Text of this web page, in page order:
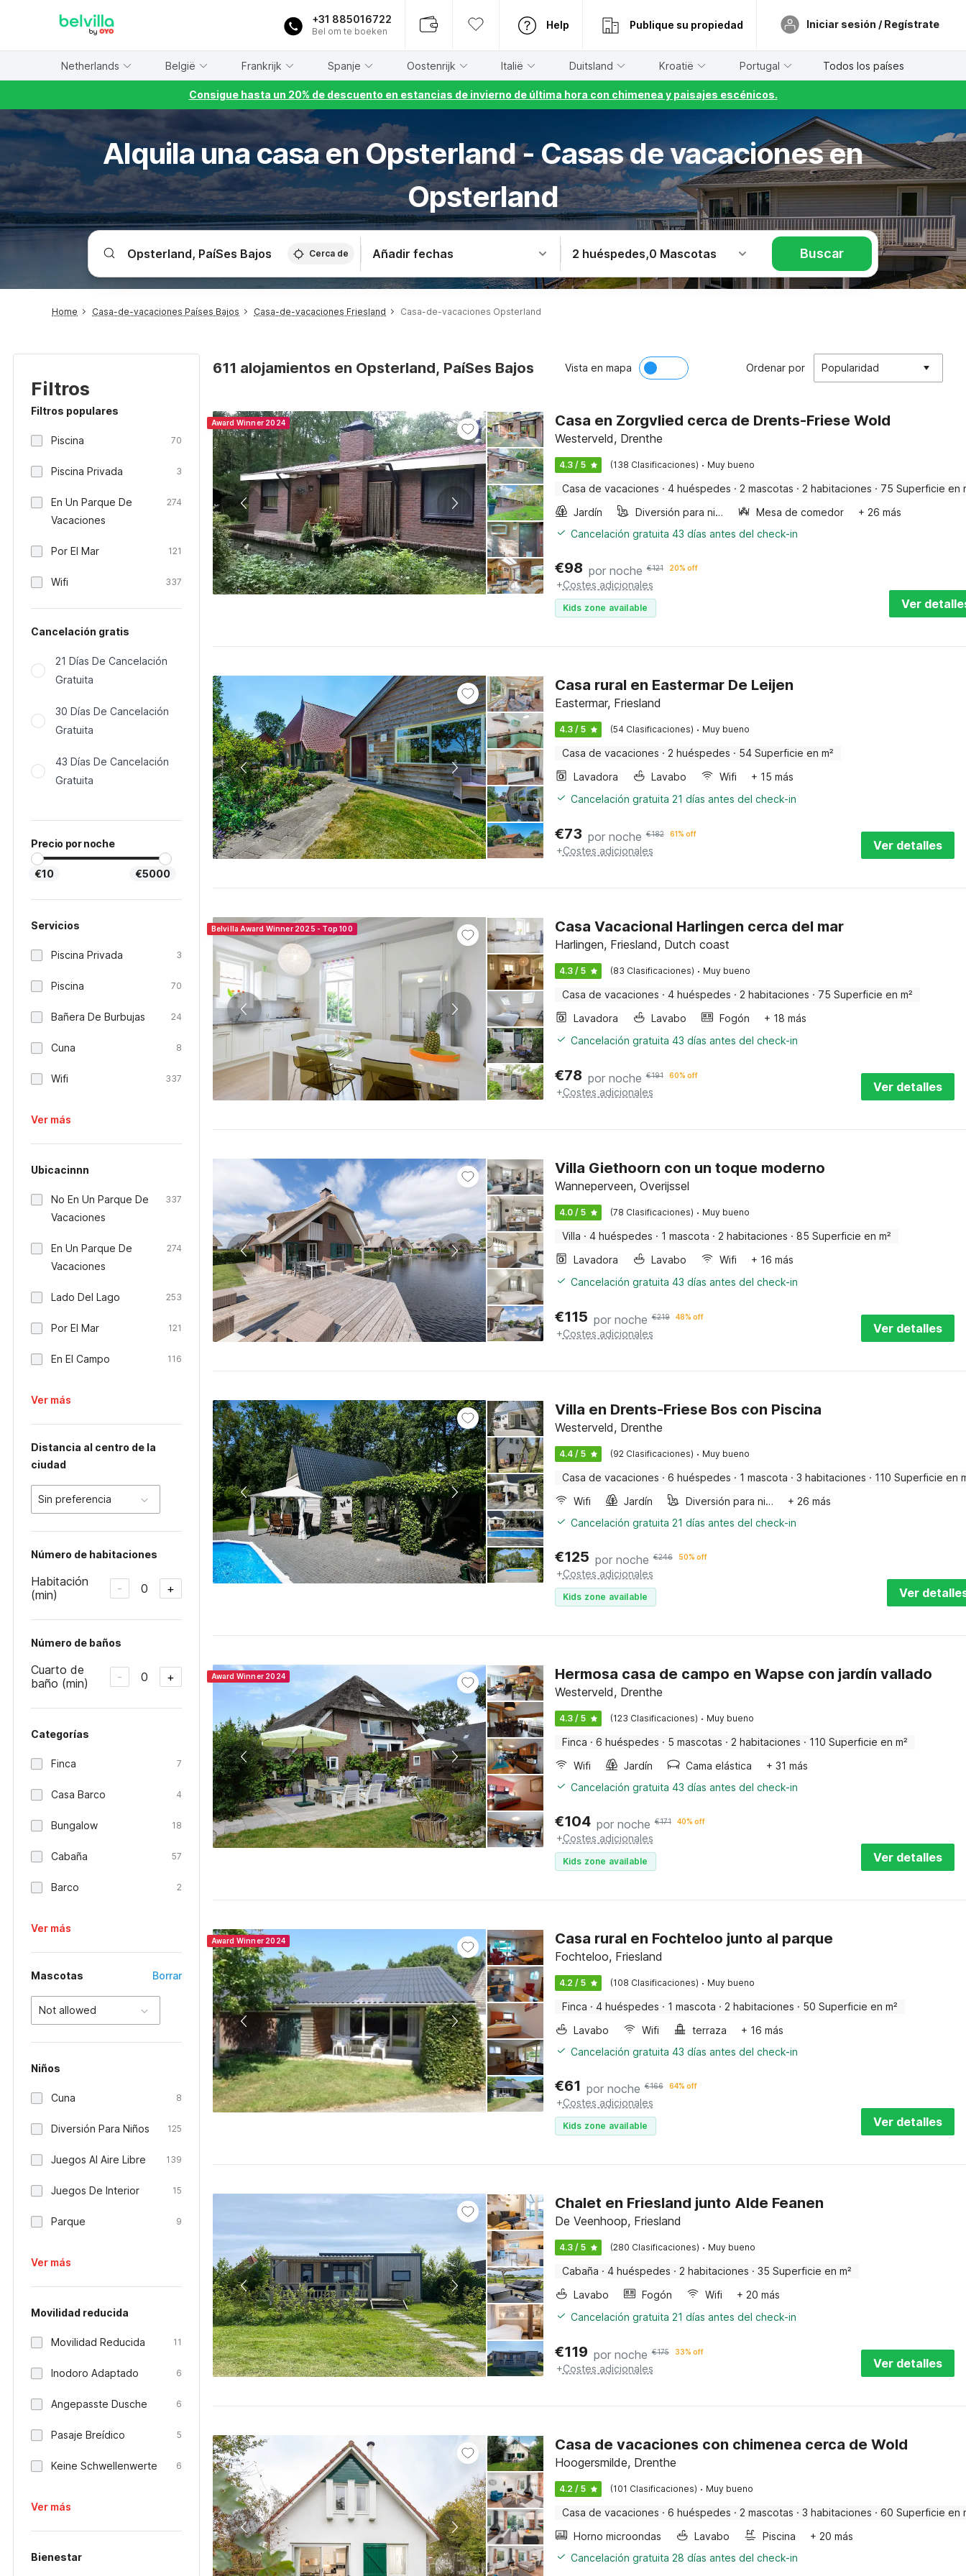
+31 885016722
Bel om te boeken
Help Publique su propiedad Iniciar sesión / Regístrate
Netherlands België Frankrijk Spanje Oostenrijk Italië Duitsland Kroatië Portugal Todos los países
Consigue hasta un 20% de descuento en estancias de invierno de última hora con chimenea y paisajes escénicos.
Alquila una casa en Opsterland - Casas de vacaciones en
Opsterland
Cerca de Añadir fechas 2 huéspedes,0 Mascotas Buscar
Home Casa-de-vacaciones Países Bajos Casa-de-vacaciones Friesland Casa-de-vacaciones Opsterland
Filtros
Filtros populares
Piscina 70
Piscina Privada 3
En Un Parque De
Vacaciones
274
Por El Mar 121
Wifi 337
Cancelación gratis
21 Días De Cancelación
Gratuita
30 Días De Cancelación
Gratuita
43 Días De Cancelación
Gratuita
Precio por noche
€10 €5000
Servicios
Piscina Privada 3
Piscina 70
Bañera De Burbujas 24
Cuna 8
Wifi 337
Ver más
Ubicacinnn
No En Un Parque De
Vacaciones
337
En Un Parque De
Vacaciones
274
Lado Del Lago 253
Por El Mar 121
En El Campo 116
Ver más
Distancia al centro de la
ciudad
Sin preferencia
Número de habitaciones
Habitación
(min)
- 0 +
Número de baños
Cuarto de
baño (min)
- 0 +
Categorías
Finca 7
Casa Barco 4
Bungalow 18
Cabaña 57
Barco 2
Ver más
Mascotas Borrar
Not allowed
Niños
Cuna 8
Diversión Para Niños 125
Juegos Al Aire Libre 139
Juegos De Interior 15
Parque 9
Ver más
Movilidad reducida
Movilidad Reducida 11
Inodoro Adaptado 6
Angepasste Dusche 6
Pasaje Breídico 5
Keine Schwellenwerte 6
Ver más
Bienestar
611 alojamientos en Opsterland, PaíSes Bajos Vista en mapa Ordenar por Popularidad
Award Winner 2024 Casa en Zorgvlied cerca de Drents-Friese Wold
Westerveld, Drenthe
4.3 / 5 (138 Clasificaciones) · Muy bueno
Casa de vacaciones · 4 huéspedes · 2 mascotas · 2 habitaciones · 75 Superficie en
Jardín
Diversión para niños Mesa de comedor
+ 26 más
Cancelación gratuita 43 días antes del check-in
€98 por noche €121 20% off
+Costes adicionales
Kids zone available Ver
Casa rural en Eastermar De Leijen
Eastermar, Friesland
4.3 / 5 (54 Clasificaciones) · Muy bueno
Casa de vacaciones · 2 huéspedes · 54 Superficie en m²
Lavadora
Lavabo Wifi
+ 15 más
Cancelación gratuita 21 días antes del check-in
€73 por noche €182 61% off
+Costes adicionales Ver detalles
Belvilla Award Winner 2025 - Top 100 Casa Vacacional Harlingen cerca del mar
Harlingen, Friesland, Dutch coast
4.3 / 5 (83 Clasificaciones) · Muy bueno
Casa de vacaciones · 4 huéspedes · 2 habitaciones · 75 Superficie en m²
Lavadora
Lavabo Fogón
+ 18 más
Cancelación gratuita 43 días antes del check-in
€78 por noche €191 60% off
+Costes adicionales Ver detalles
Villa Giethoorn con un toque moderno
Wanneperveen, Overijssel
4.0 / 5 (78 Clasificaciones) · Muy bueno
Villa · 4 huéspedes · 1 mascota · 2 habitaciones · 85 Superficie en m²
Lavadora
Lavabo Wifi
+ 16 más
Cancelación gratuita 43 días antes del check-in
€115 por noche €219 48% off
+Costes adicionales Ver detalles
Villa en Drents-Friese Bos con Piscina
Westerveld, Drenthe
4.4 / 5 (92 Clasificaciones) · Muy bueno
Casa de vacaciones · 6 huéspedes · 1 mascota · 3 habitaciones · 110 Superficie en
Wifi
Jardín Diversión para niños
+ 26 más
Cancelación gratuita 21 días antes del check-in
€125 por noche €246 50% off
+Costes adicionales
Kids zone available Ver
Award Winner 2024 Hermosa casa de campo en Wapse con jardín vallado
Westerveld, Drenthe
4.3 / 5 (123 Clasificaciones) · Muy bueno
Finca · 6 huéspedes · 5 mascotas · 2 habitaciones · 110 Superficie en m²
Wifi
Jardín Cama elástica
+ 31 más
Cancelación gratuita 43 días antes del check-in
€104 por noche €171 40% off
+Costes adicionales
Kids zone available Ver detalles
Award Winner 2024 Casa rural en Fochteloo junto al parque
Fochteloo, Friesland
4.2 / 5 (108 Clasificaciones) · Muy bueno
Finca · 4 huéspedes · 1 mascota · 2 habitaciones · 50 Superficie en m²
Lavabo
Wifi terraza
+ 16 más
Cancelación gratuita 43 días antes del check-in
€61 por noche €166 64% off
+Costes adicionales
Kids zone available Ver detalles
Chalet en Friesland junto Alde Feanen
De Veenhoop, Friesland
4.3 / 5 (280 Clasificaciones) · Muy bueno
Cabaña · 4 huéspedes · 2 habitaciones · 35 Superficie en m²
Lavabo
Fogón Wifi
+ 20 más
Cancelación gratuita 21 días antes del check-in
€119 por noche €175 33% off
+Costes adicionales Ver detalles
Casa de vacaciones con chimenea cerca de Wold
Hoogersmilde, Drenthe
4.2 / 5 (101 Clasificaciones) · Muy bueno
Casa de vacaciones · 6 huéspedes · 2 mascotas · 3 habitaciones · 60 Superficie en
Horno microondas
Lavabo Piscina
+ 20 más
Cancelación gratuita 28 días antes del check-in